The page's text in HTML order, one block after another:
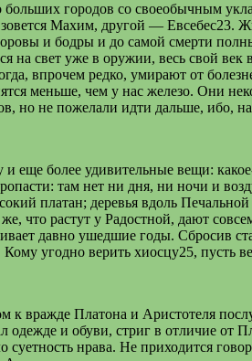
городов со своеобычным
Махим, другой — Евсебес23.
и бодры и до самой смерти
на свет уже в оружии, весь свой
впрочем редко, умирают от
меньше, чем у нас железо. Они
но не пожелали идти дальше,
и еще более удивительные вещи:
там нет ни дня, ни ночи и
платан; деревья вдоль
что растут у Радостной, дают
давно ушедшие годы. Сбросив
Кому угодно верить хиосцу25, пусть
к вражде Платона и Аристотеля
одежде и обуви, стриг в отличие
суетность нрава. Не приходится